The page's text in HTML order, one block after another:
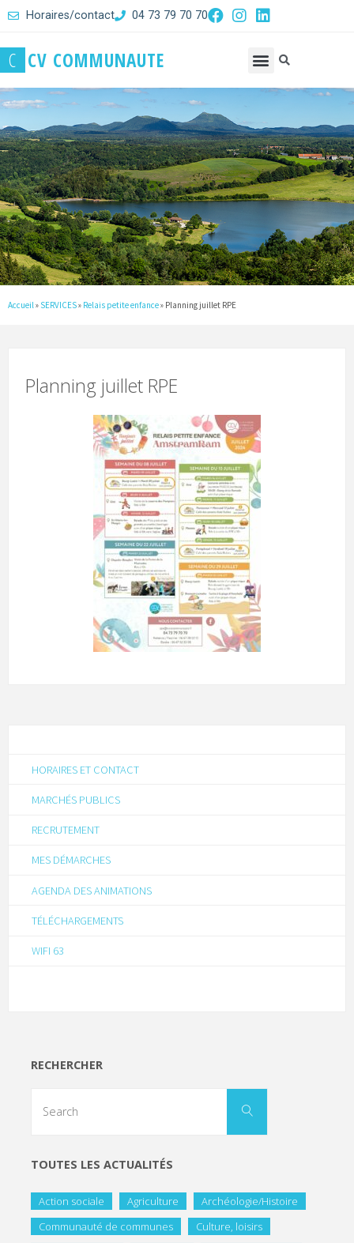
Horaires/contact 04 73 79 70 70
C CV COMMUNAUTE
Accueil » SERVICES» Relais petite enfance» Planning juillet RPE
Planning juillet RPE
HORAIRES ET CONTACT
MARCHÉS PUBLICS
RECRUTEMENT
MES DÉMARCHES
AGENDA DES ANIMATIONS
TÉLÉCHARGEMENTS
WIFI 63
RECHERCHER
TOUTES LES ACTUALITÉS
Action sociale Agriculture
Archéologie/Histoire
Communauté de communes
Culture, loisirs